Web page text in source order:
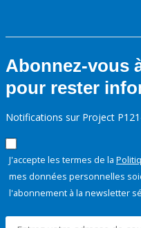
Abonnez-vous
pour rester
Notifications sur Project
J'accepte les termes de la
mes données personnelles
l'abonnement à la newsletter